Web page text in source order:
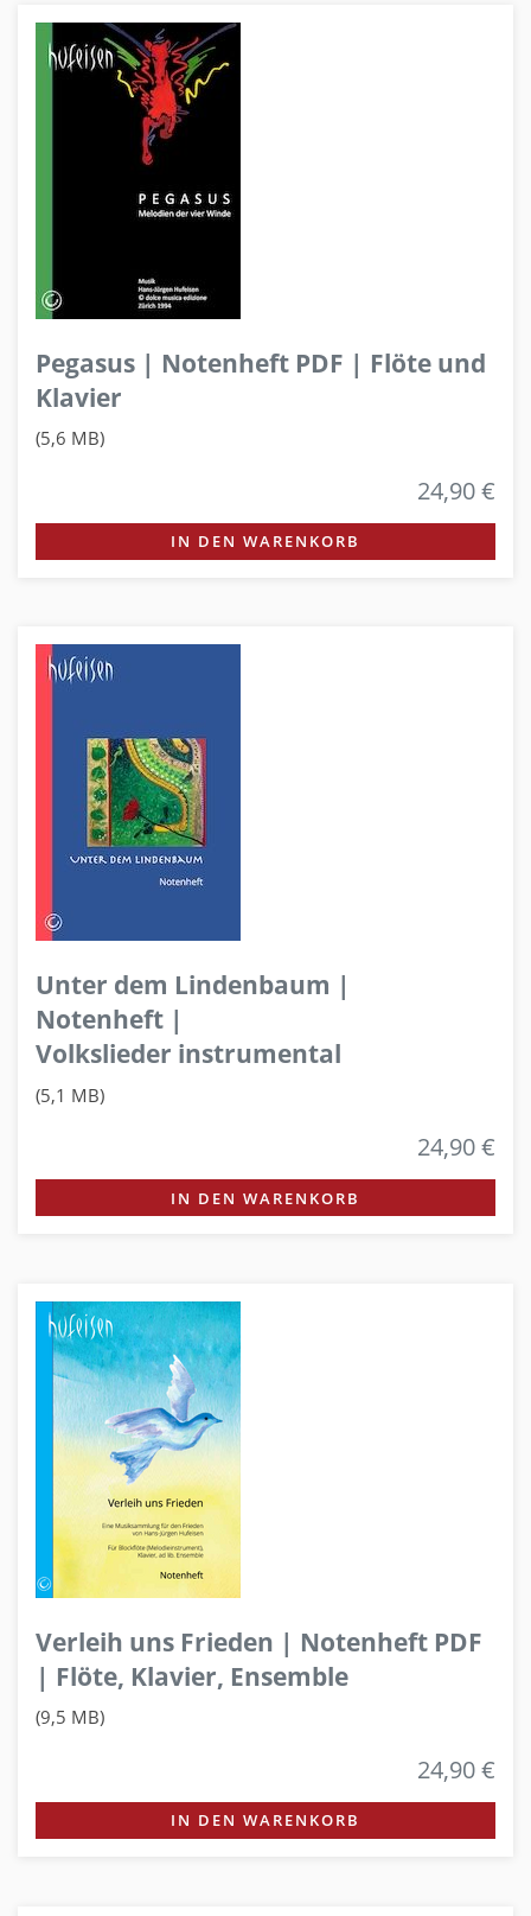
Pegasus | Notenheft PDF | Flöte und
Klavier
(5,6 MB)
24,90 €
IN DEN WARENKORB
Unter dem Lindenbaum |
Notenheft |
Volkslieder instrumental
(5,1 MB)
24,90 €
IN DEN WARENKORB
Verleih uns Frieden | Notenheft PDF
| Flöte, Klavier, Ensemble
(9,5 MB)
24,90 €
IN DEN WARENKORB